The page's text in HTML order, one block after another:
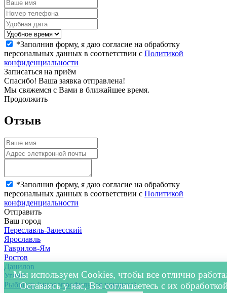
Мы используем Cookies, чтобы все отлично
Оставаясь у нас, Вы соглашаетесь с их
*Заполнив форму, я даю согласие на обработку
персональных данных в соответствии с Политикой
конфиденциальности
Записаться на приём
Спасибо! Ваша заявка отправлена!
Мы свяжемся с Вами в ближайшее время.
Продолжить
Отзыв
*Заполнив форму, я даю согласие на обработку
персональных данных в соответствии с Политикой
конфиденциальности
Отправить
Ваш город
Переславль-Залесский
Ярославль
Гаврилов-Ям
Ростов
Данилов
Углич
Рыбинск (многопрофильная клиника)